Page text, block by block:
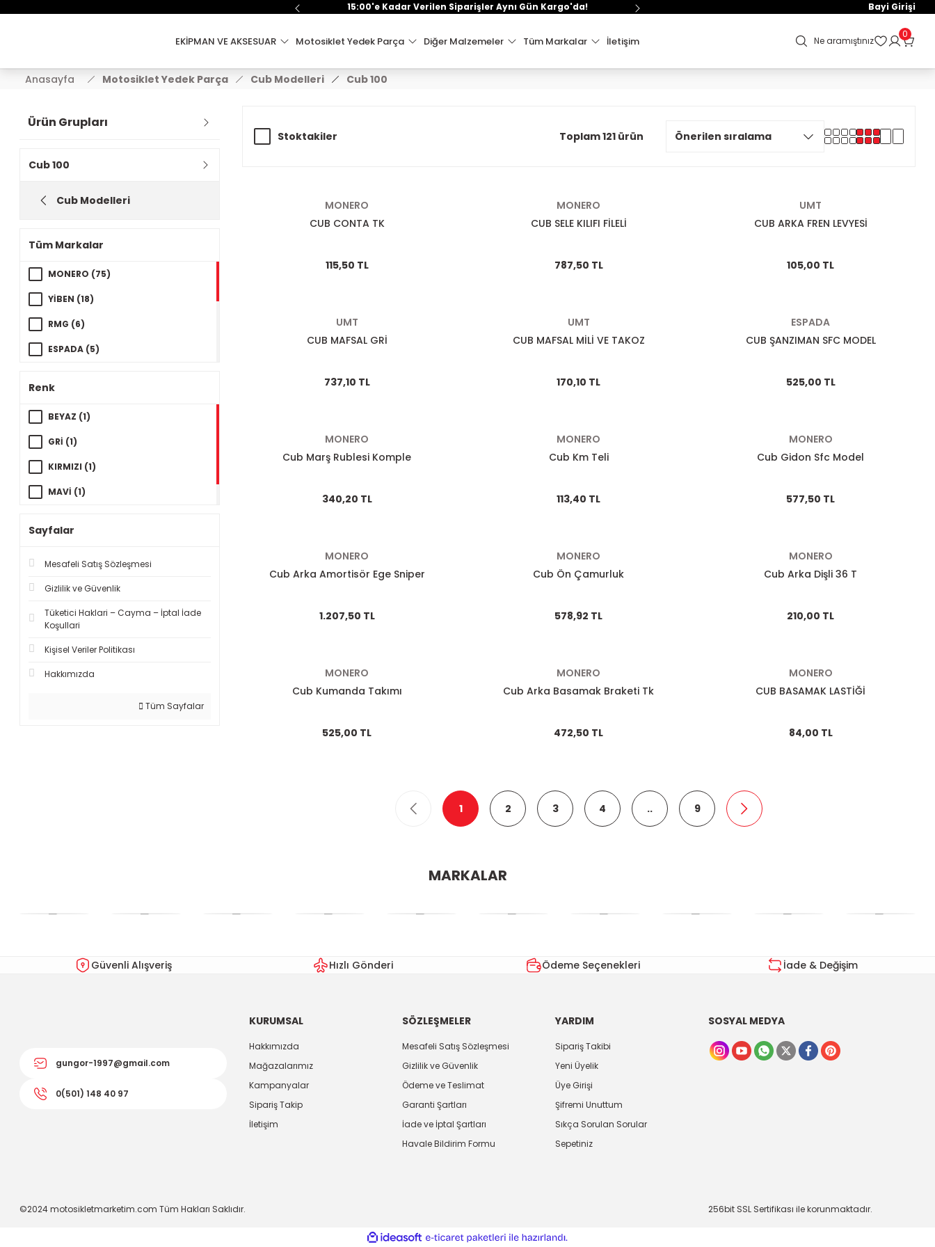
15:00'e Kadar Verilen Siparişler Aynı Gün Kargo'da! Bayi Girişi
EKİPMAN VE AKSESUAR Motosiklet Yedek Parça Diğer Malzemeler Tüm Markalar İletişim Ne aramıştınız
0
Anasayfa Motosiklet Yedek Parça Cub Modelleri Cub 100
Ürün Grupları
Cub 100
Cub Modelleri
Tüm Markalar
MONERO (75)
YİBEN (18)
RMG (6)
ESPADA (5)
GÜRLER (3)
DELTAFORCE (2)
EMRE MOTOR (1)
SELAMİ (1)
Renk
BEYAZ (1)
GRİ (1)
KIRMIZI (1)
MAVİ (1)
Sayfalar
Mesafeli Satış Sözleşmesi
Gizlilik ve Güvenlik
Tüketici Haklari – Cayma – İptal İade
Koşullari
Kişisel Veriler Politikası
Hakkımızda
Tüm Sayfalar
Stoktakiler Toplam 121 ürün
MONERO
CUB CONTA TK
115,50 TL
MONERO
CUB SELE KILIFI FİLELİ
787,50 TL
UMT
CUB ARKA FREN LEVYESİ
105,00 TL
UMT
CUB MAFSAL GRİ
737,10 TL
UMT
CUB MAFSAL MİLİ VE TAKOZ
170,10 TL
ESPADA
CUB ŞANZIMAN SFC MODEL
525,00 TL
MONERO
Cub Marş Rublesi Komple
340,20 TL
MONERO
Cub Km Teli
113,40 TL
MONERO
Cub Gidon Sfc Model
577,50 TL
MONERO
Cub Arka Amortisör Ege Sniper
1.207,50 TL
MONERO
Cub Ön Çamurluk
578,92 TL
MONERO
Cub Arka Dişli 36 T
210,00 TL
MONERO
Cub Kumanda Takımı
525,00 TL
MONERO
Cub Arka Basamak Braketi Tk
472,50 TL
MONERO
CUB BASAMAK LASTİĞİ
84,00 TL
1 2 3 4 .. 9
MARKALAR
Güvenli Alışveriş Hızlı Gönderi Ödeme Seçenekleri İade & Değişim
gungor-1997@gmail.com
0(501) 148 40 97
KURUMSAL
Hakkımızda
Mağazalarımız
Kampanyalar
Sipariş Takip
İletişim
SÖZLEŞMELER
Mesafeli Satış Sözleşmesi
Gizlilik ve Güvenlik
Ödeme ve Teslimat
Garanti Şartları
İade ve İptal Şartları
Havale Bildirim Formu
YARDIM
Sipariş Takibi
Yeni Üyelik
Üye Girişi
Şifremi Unuttum
Sıkça Sorulan Sorular
Sepetiniz
SOSYAL MEDYA
©2024 motosikletmarketim.com Tüm Hakları Saklıdır. 256bit SSL Sertifikası ile korunmaktadır.
ideasoft
e-